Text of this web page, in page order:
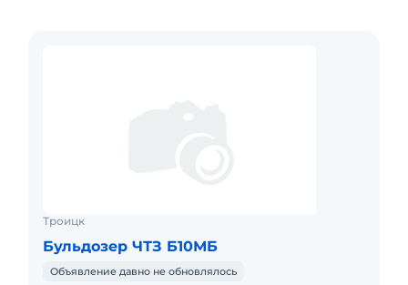
Троицк
Бульдозер ЧТЗ Б10МБ
Объявление давно не обновлялось